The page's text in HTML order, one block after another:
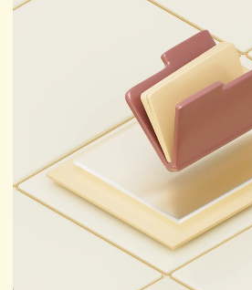
ОТПРАВИТЬ ЗАЯВКУ
Нажимая кнопку, вы соглашаетесь с
политикой конфиденциальности.
Другие услуги